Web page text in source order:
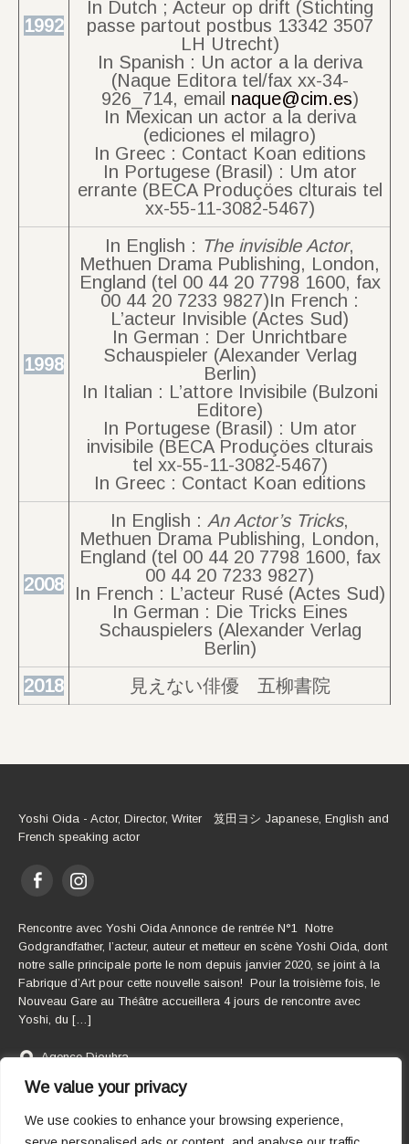
We value your privacy
We use cookies to enhance your browsing experience,
1992
In Dutch ; Acteur op drift (Stichting
passe partout postbus 13342 3507
LH Utrecht)
In Spanish : Un actor a la deriva
(Naque Editora tel/fax xx-34-
926_714, email naque@cim.es)
In Mexican un actor a la deriva
(ediciones el milagro)
In Greec : Contact Koan editions
In Portugese (Brasil) : Um ator
errante (BECA Produçöes clturais tel
xx-55-11-3082-5467)
1998
In English : The invisible Actor,
Methuen Drama Publishing, London,
England (tel 00 44 20 7798 1600, fax
00 44 20 7233 9827)In French :
L’acteur Invisible (Actes Sud)
In German : Der Unrichtbare
Schauspieler (Alexander Verlag
Berlin)
In Italian : L’attore Invisibile (Bulzoni
Editore)
In Portugese (Brasil) : Um ator
invisibile (BECA Produçöes clturais
tel xx-55-11-3082-5467)
In Greec : Contact Koan editions
2008
In English : An Actor’s Tricks,
Methuen Drama Publishing, London,
England (tel 00 44 20 7798 1600, fax
00 44 20 7233 9827)
In French : L’acteur Rusé (Actes Sud)
In German : Die Tricks Eines
Schauspielers (Alexander Verlag
Berlin)
2018
見えない俳優 五柳書院
Yoshi Oida - Actor, Director, Writer 笈田ヨシ Japanese, English and
French speaking actor
Rencontre avec Yoshi Oida Annonce de rentrée N°1 Notre
Godgrandfather, l’acteur, auteur et metteur en scène Yoshi Oida, dont
notre salle principale porte le nom depuis janvier 2020, se joint à la
Fabrique d’Art pour cette nouvelle saison! Pour la troisième fois, le
Nouveau Gare au Théâtre accueillera 4 jours de rencontre avec
Yoshi, du […]
Agence Djouhra
0033 6 03 79 38 99